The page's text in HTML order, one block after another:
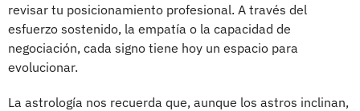
revisar tu posicionamiento profesional. A través del
esfuerzo sostenido, la empatía o la capacidad de
negociación, cada signo tiene hoy un espacio para
evolucionar.
La astrología nos recuerda que, aunque los astros inclinan,